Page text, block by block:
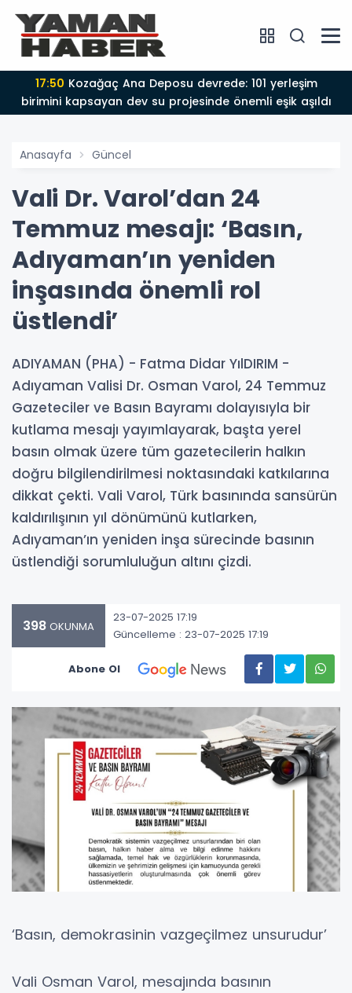
17:50
birimini kapsayan dev su projesinde önemli eşik aşıldı
Anasayfa Güncel
Vali Dr. Varol’dan 24
Temmuz mesajı: ‘Basın,
Adıyaman’ın yeniden
inşasında önemli rol
üstlendi’
ADIYAMAN (PHA) - Fatma Didar YılDIRIM -
Adıyaman Valisi Dr. Osman Varol, 24 Temmuz
Gazeteciler ve Basın Bayramı dolayısıyla bir
kutlama mesajı yayımlayarak, başta yerel
basın olmak üzere tüm gazetecilerin halkın
doğru bilgilendirilmesi noktasındaki katkılarına
dikkat çekti. Vali Varol, Türk basınında sansürün
kaldırılışının yıl dönümünü kutlarken,
Adıyaman’ın yeniden inşa sürecinde basının
üstlendiği sorumluluğun altını çizdi.
398 OKUNMA
23-07-2025 17:19
Güncelleme : 23-07-2025 17:19
Abone Ol
‘Basın, demokrasinin vazgeçilmez unsurudur’
Vali Osman Varol, mesajında basının